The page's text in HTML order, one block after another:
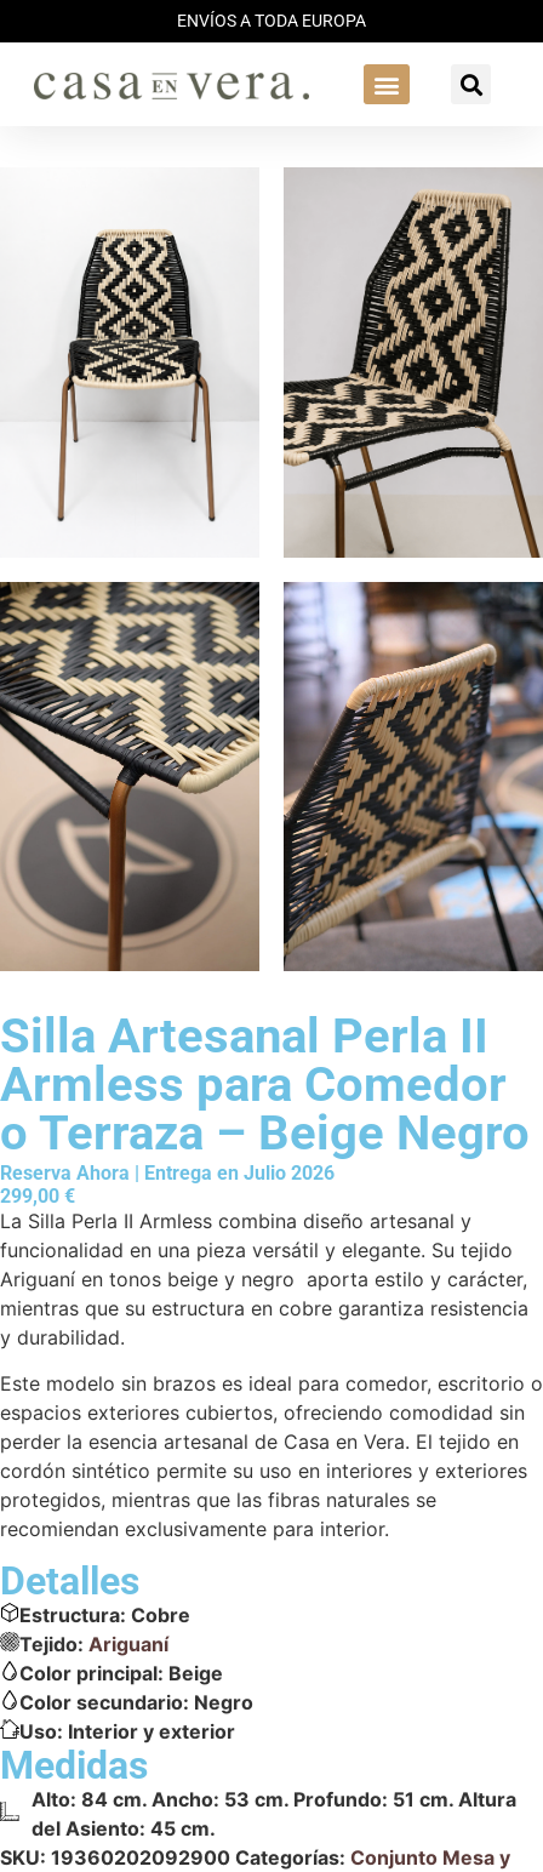
ENVÍOS A TODA EUROPA
Silla Artesanal Perla II
Armless para Comedor
o Terraza – Beige Negro
Reserva Ahora | Entrega en Julio 2026
299,00 €
La Silla Perla II Armless combina diseño artesanal y
funcionalidad en una pieza versátil y elegante. Su tejido
Ariguaní en tonos beige y negro aporta estilo y carácter,
mientras que su estructura en cobre garantiza resistencia
y durabilidad.
Este modelo sin brazos es ideal para comedor, escritorio o
espacios exteriores cubiertos, ofreciendo comodidad sin
perder la esencia artesanal de Casa en Vera. El tejido en
cordón sintético permite su uso en interiores y exteriores
protegidos, mientras que las fibras naturales se
recomiendan exclusivamente para interior.
Detalles
Estructura: Cobre
Tejido: Ariguaní
Color principal: Beige
Color secundario: Negro
Uso: Interior y exterior
Medidas
Alto: 84 cm. Ancho: 53 cm. Profundo: 51 cm. Altura
del Asiento: 45 cm.
SKU: 19360202092900 Categorías: Conjunto Mesa y